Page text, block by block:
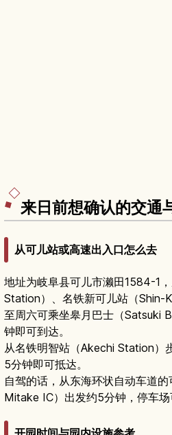
来日前想确认的交通
从可儿站或高速出入口怎么去
地址为岐阜县可儿市濑田1584-1
Station）、名铁新可儿站（Shin-
至周六可乘坐皋月巴士（Satsuki
钟即可到达。
从名铁明智站（Akechi Station）
5分钟即可抵达。
自驾的话，从东海环状自动车道
Mitake IC）出发约5分钟，停车场